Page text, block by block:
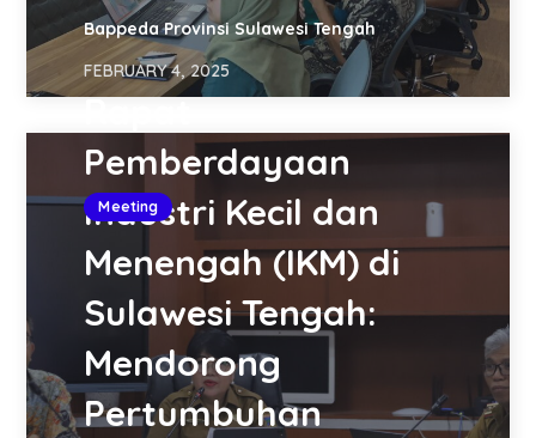
Bappeda Provinsi Sulawesi Tengah
Meeting
FEBRUARY 4, 2025
Rapat
Pemberdayaan
Industri Kecil dan
Menengah (IKM) di
Sulawesi Tengah:
Mendorong
Pertumbuhan